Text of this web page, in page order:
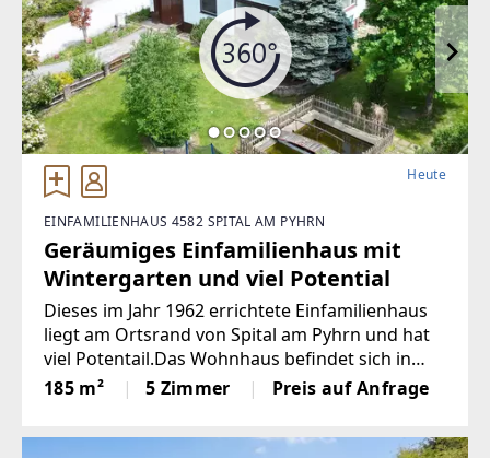
Heute
EINFAMILIENHAUS 4582 SPITAL AM PYHRN
Geräumiges Einfamilienhaus mit
Wintergarten und viel Potential
Dieses im Jahr 1962 errichtete Einfamilienhaus
liegt am Ortsrand von Spital am Pyhrn und hat
viel Potentail.Das Wohnhaus befindet sich in
einer attraktiven Wohngegend in unmittelbarer
Nähe zum Ortszentrum Spital am Pyhrn mit
185 m² 5 Zimmer Preis auf Anfrage